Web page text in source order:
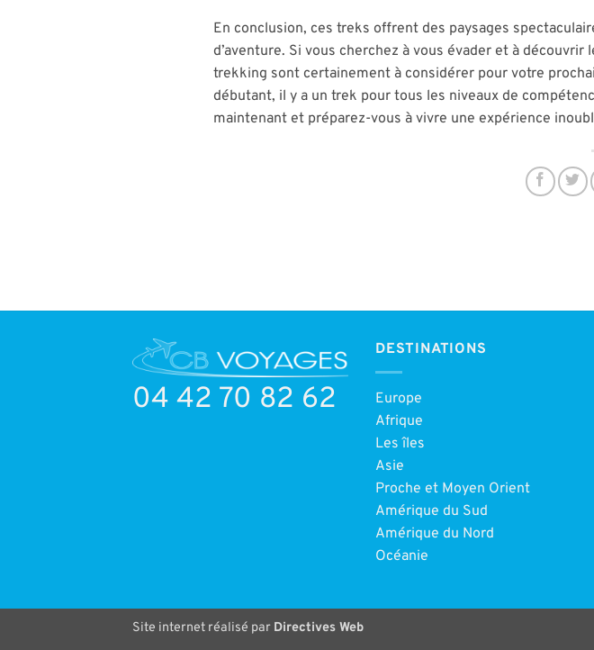
En conclusion, ces treks offrent des paysages
d’aventure. Si vous cherchez à vous évader et à
trekking sont certainement à considérer pour votre
débutant, il y a un trek pour tous les niveaux de
maintenant et préparez-vous à vivre une expérience
04 42 70 82 62
DESTINATIONS
Europe
Afrique
Les îles
Asie
Proche et Moyen Orient
Amérique du Sud
Amérique du Nord
Océanie
Site internet réalisé par Directives Web